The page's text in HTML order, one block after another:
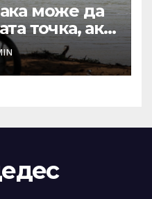
може да
точка, ако